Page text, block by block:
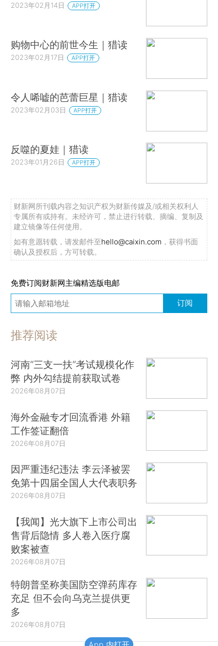
2023年02月14日 APP打开
购物中心的前世今生｜猎读
2023年02月17日 APP打开
令人唏嘘的芭蕾巨星｜猎读
2023年02月03日 APP打开
反噬的夏娃｜猎读
2023年01月26日 APP打开
财新网所刊载内容之知识产权为财新传媒及/或相关权利人
专属所有或持有。未经许可，禁止进行转载、摘编、复制及
建立镜像等任何使用。
如有意愿转载，请发邮件至hello@caixin.com ，获得书面
确认及授权后，方可转载。
免费订阅财新网主编精选版电邮
订阅
推荐阅读
河南“三支一扶”考试规模化作
弊 内外勾结提前获取试卷
2026年08月07日
海外金融专才回流香港 外籍
工作签证翻倍
2026年08月07日
因严重违纪违法 李云泽被罢
免第十四届全国人大代表职务
2026年08月07日
【我闻】光大旗下上市公司出
售背后隐情 多人卷入医疗腐
败案被查
2026年08月07日
特朗普坚称美国防空弹药库存
充足 但不会向乌克兰提供更
多
2026年08月07日